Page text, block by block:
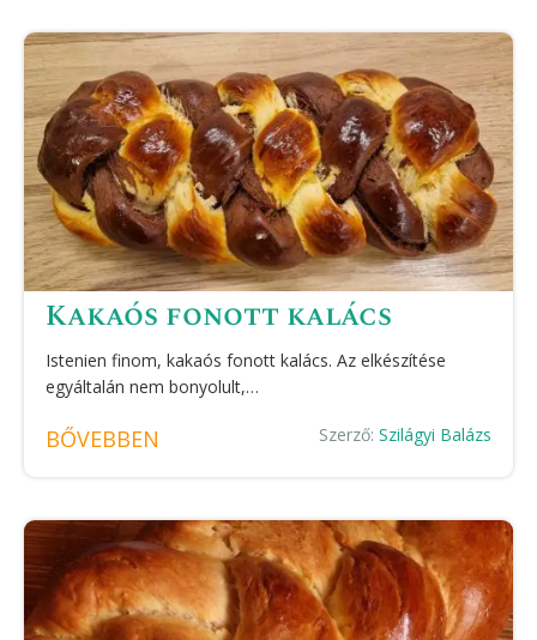
Kakaós fonott kalács
Istenien finom, kakaós fonott kalács. Az elkészítése
egyáltalán nem bonyolult,…
BŐVEBBEN Szerző: Szilágyi Balázs